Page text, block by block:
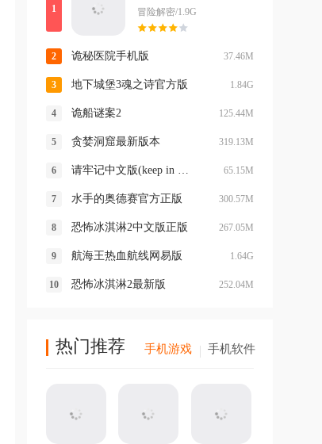
冒险解密/1.9G
诡秘医院手机版 37.46M
地下城堡3魂之诗官方版 1.84G
诡船谜案2 125.44M
贪婪洞窟最新版本 319.13M
请牢记中文版(keep in mind) 65.15M
水手的奥德赛官方正版 300.57M
恐怖冰淇淋2中文版正版 267.05M
航海王热血航线网易版 1.64G
恐怖冰淇淋2最新版 252.04M
热门推荐 手机游戏 手机软件